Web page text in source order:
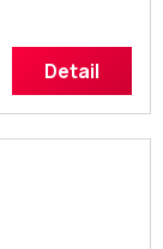
Detail